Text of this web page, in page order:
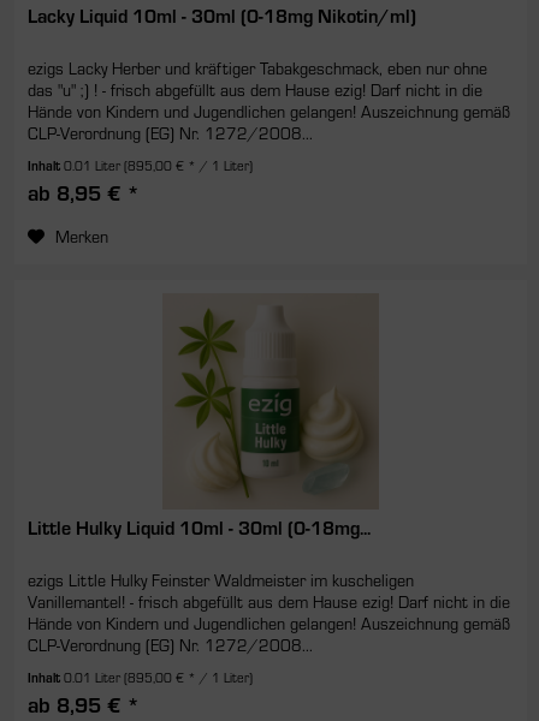
Lacky Liquid 10ml - 30ml (0-18mg Nikotin/ml)
ezigs Lacky Herber und kräftiger Tabakgeschmack, eben nur ohne
das "u" ;) ! - frisch abgefüllt aus dem Hause ezig! Darf nicht in die
Hände von Kindern und Jugendlichen gelangen! Auszeichnung gemäß
CLP-Verordnung (EG) Nr. 1272/2008...
Inhalt0.01 Liter(895,00 € * / 1 Liter)
ab 8,95 € *
Merken
Little Hulky Liquid 10ml - 30ml (0-18mg...
ezigs Little Hulky Feinster Waldmeister im kuscheligen
Vanillemantel! - frisch abgefüllt aus dem Hause ezig! Darf nicht in die
Hände von Kindern und Jugendlichen gelangen! Auszeichnung gemäß
CLP-Verordnung (EG) Nr. 1272/2008...
Inhalt0.01 Liter(895,00 € * / 1 Liter)
ab 8,95 € *